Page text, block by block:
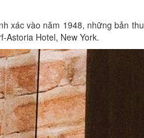
xác vào năm 1948, những bản
Astoria Hotel, New York.